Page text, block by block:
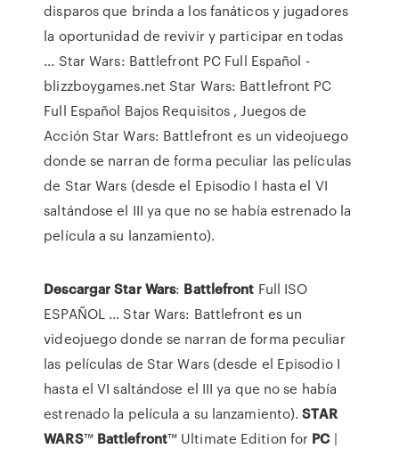
disparos que brinda a los fanáticos y jugadores
la oportunidad de revivir y participar en todas
... Star Wars: Battlefront PC Full Español -
blizzboygames.net Star Wars: Battlefront PC
Full Español Bajos Requisitos , Juegos de
Acción Star Wars: Battlefront es un videojuego
donde se narran de forma peculiar las películas
de Star Wars (desde el Episodio I hasta el VI
saltándose el III ya que no se había estrenado la
película a su lanzamiento).
Descargar Star Wars: Battlefront Full ISO
ESPAÑOL ... Star Wars: Battlefront es un
videojuego donde se narran de forma peculiar
las películas de Star Wars (desde el Episodio I
hasta el VI saltándose el III ya que no se había
estrenado la película a su lanzamiento).STAR
WARS™ Battlefront™ Ultimate Edition for PC|